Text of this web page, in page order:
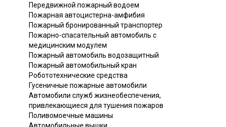
Передвижной пожарный водоем
Пожарная автоцистерна-амфибия
Пожарный бронированный транспортер
Пожарно-спасательный автомобиль с
медицинским модулем
Пожарный автомобиль водозащитный
Пожарный автомобильный кран
Робототехнические средства
Гусеничные пожарные автомобили
Автомобили служб жизнеобеспечения,
привлекающиеся для тушения пожаров
Поливомоечные машины
Автомобильные вышки